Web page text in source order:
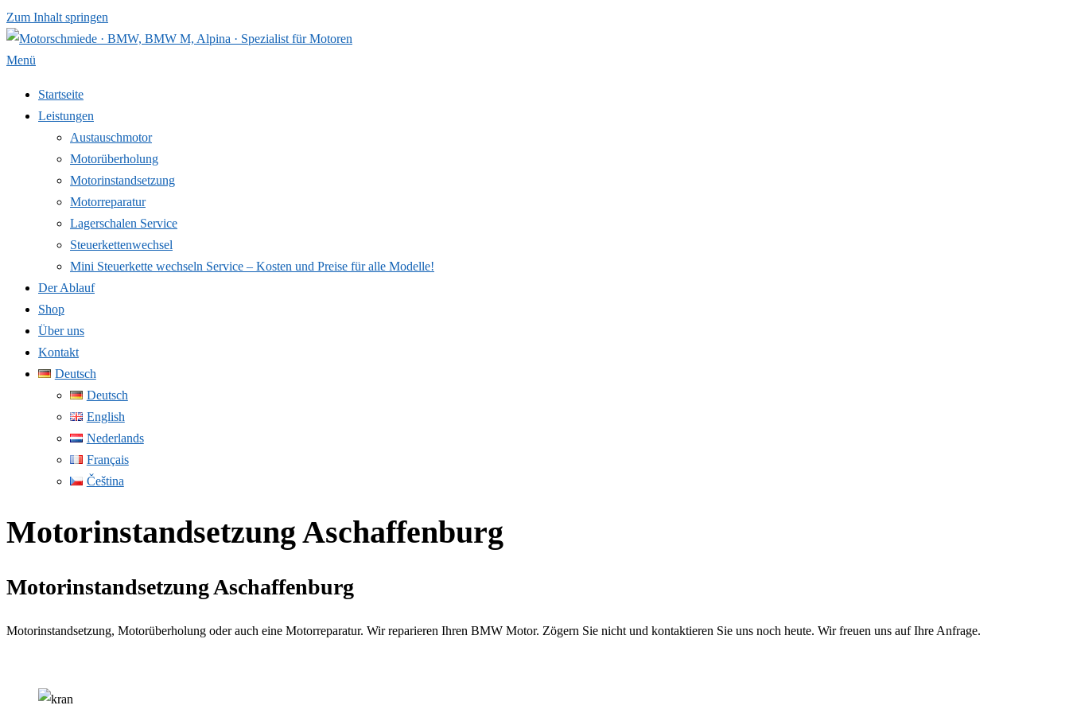
Zum Inhalt springen
Menü
Startseite
Leistungen
Austauschmotor
Motorüberholung
Motorinstandsetzung
Motorreparatur
Lagerschalen Service
Steuerkettenwechsel
Mini Steuer­kette wechseln Service – Kosten und Preise für alle Modelle!
Der Ablauf
Shop
Über uns
Kontakt
Deutsch
Deutsch
English
Nederlands
Français
Čeština
Motorinstandsetzung Aschaffenburg
Motorinstandsetzung Aschaffenburg
Motorinstandsetzung, Motorüberholung oder auch eine Motorreparatur. Wir reparieren Ihren BMW Motor. Zögern Sie nicht und kontaktieren Sie uns noch heute. Wir freuen uns auf Ihre Anfrage.